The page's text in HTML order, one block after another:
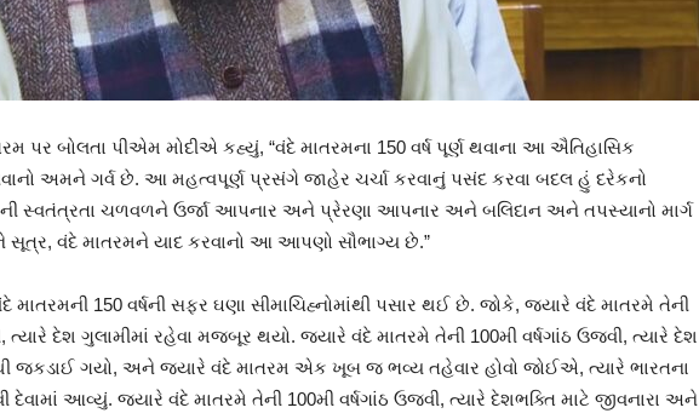
પર બોલતા પીએમ મોદીએ કહ્યું, “વંદે માતરમના 150 વર્ષ પૂર્ણ થવાના આ ઐતિહાસિક
અમને ગર્વ છે. આ મહત્વપૂર્ણ પ્રસંગે જાહેર ચર્ચા કરવાનું પસંદ કરવા બદલ હું દરેકનો
સ્વતંત્રતા ચળવળને ઉર્જા આપનાર અને પ્રેરણા આપનાર અને બલિદાન અને તપસ્યાનો માર્ગ
સૂત્ર, વંદે માતરમને યાદ કરવાનો આ આપણો સૌભાગ્ય છે.”
150 વર્ષની સફર ઘણા સીમાચિહ્નોમાંથી પસાર થઈ છે. જોકે, જ્યારે વંદે માતરમે તેની
ત્યારે દેશ ગુલામીમાં રહેવા મજબૂર થયો. જ્યારે વંદે માતરમે તેની 100મી વર્ષગાંઠ ઉજવી, ત્યારે દેશ
જકડાઈ ગયો, અને જ્યારે વંદે માતરમ એક ખૂબ જ ભવ્ય તહેવાર હોવો જોઈએ, ત્યારે ભારતના
દેવામાં આવ્યું. જ્યારે વંદે માતરમે તેની 100મી વર્ષગાંઠ ઉજવી, ત્યારે દેશભક્તિ માટે જીવનારા અને